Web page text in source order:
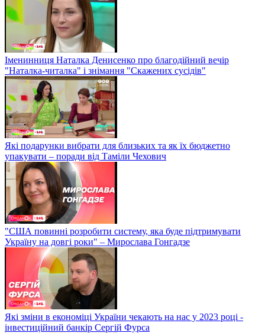
Іменинниця Наталка Денисенко про благодійний вечір
"Наталка-читалка" і знімання "Скажених сусідів"
Які подарунки вибрати для близьких та як їх бюджетно
упакувати – поради від Таміли Чехович
"США повинні розробити систему, яка буде підтримувати
Україну на довгі роки" – Мирослава Гонгадзе
Які зміни в економіці України чекають на нас у 2023 році -
інвестиційний банкір Сергій Фурса